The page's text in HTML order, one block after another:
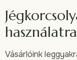
használatra
Vásárlóink